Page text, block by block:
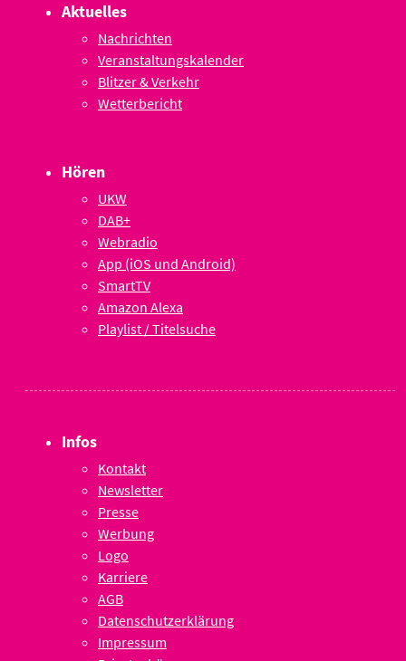
Aktuelles
Nachrichten
Veranstaltungskalender
Blitzer & Verkehr
Wetterbericht
Hören
UKW
DAB+
Webradio
App (iOS und Android)
SmartTV
Amazon Alexa
Playlist / Titelsuche
Infos
Kontakt
Newsletter
Presse
Werbung
Logo
Karriere
AGB
Datenschutzerklärung
Impressum